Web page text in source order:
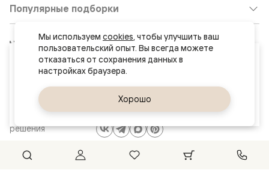
Ваш город
Ростов-на-Дону
решения
Популярные подборки
Клиентский центр: 8 800 511 30 95
Почта по общим вопросам:
8800@volhovez.natm.ru
Обратный звонок
Сайт не является публичной офертой
Мы используем cookies, чтобы улучшить ваш
пользовательский опыт. Вы всегда можете
отказаться от сохранения данных в
Хорошо